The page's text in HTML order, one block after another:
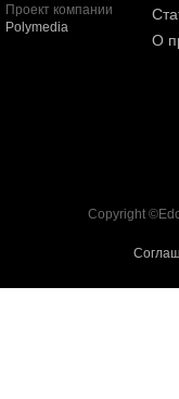
Проект компании
Polymedia
О
Copyright